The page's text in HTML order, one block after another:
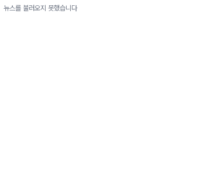
뉴스를 불러오지 못했습니다